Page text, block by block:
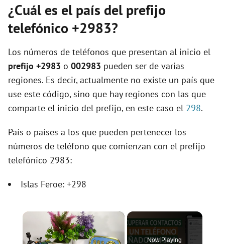
¿Cuál es el país del prefijo
telefónico +2983?
Los números de teléfonos que presentan al inicio el
prefijo +2983 o 002983 pueden ser de varias
regiones. Es decir, actualmente no existe un país que
use este código, sino que hay regiones con las que
comparte el inicio del prefijo, en este caso el 298.
País o países a los que pueden pertenecer los
números de teléfono que comienzan con el prefijo
telefónico 2983:
Islas Feroe: +298
×
Now Playing